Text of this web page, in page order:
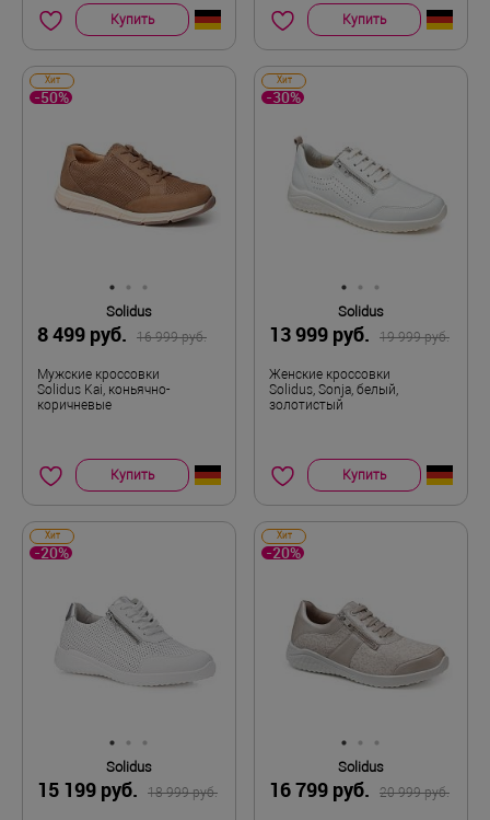
Купить Купить
Хит
-50%
Solidus
8 499 руб. 16 999 руб.
Мужские кроссовки
Solidus Kai, коньячно-
коричневые
Купить
Хит
-30%
Solidus
13 999 руб. 19 999 руб.
Женские кроссовки
Solidus, Sonja, белый,
золотистый
Купить
Хит
-20%
Solidus
15 199 руб. 18 999 руб.
Хит
-20%
Solidus
16 799 руб. 20 999 руб.